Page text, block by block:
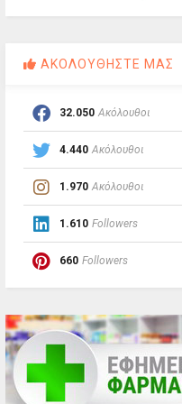
ΑΚΟΛΟΥΘΗΣΤΕ ΜΑΣ
32.050 Ακόλουθοι
4.440 Ακόλουθοι
1.970 Ακόλουθοι
1.610 Followers
660 Followers